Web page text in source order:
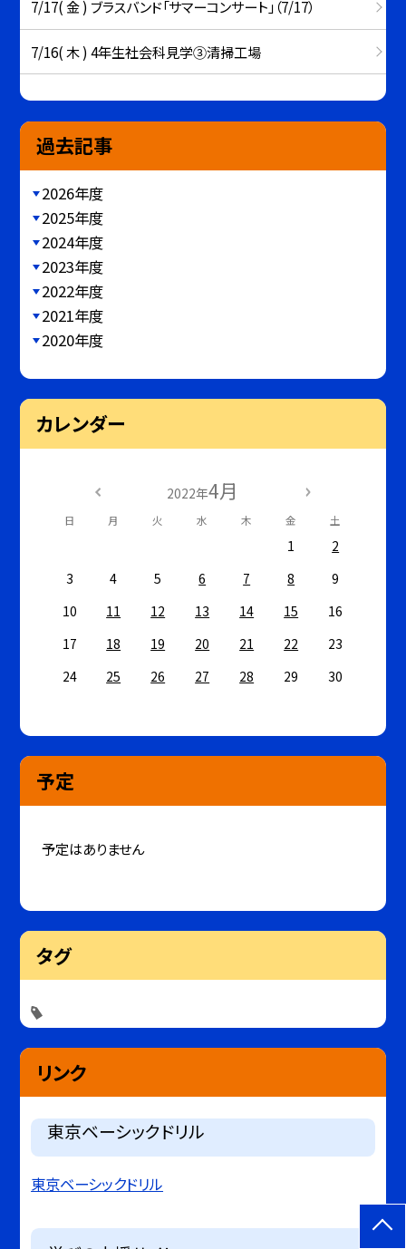
7/17( 金 ) ブラスバンド「サマーコンサート」（7/17）
7/16( 木 ) 4年生社会科見学③清掃工場
過去記事
2026年度
2025年度
2024年度
2023年度
2022年度
2021年度
2020年度
カレンダー
2022年4月
日 月 火 水 木 金 土
1
2
3
4 5 6 7 8
9
10
11 12 13 14 15
16
17
18 19 20 21 22
23
24
25 26 27 28 29 30
予定
予定はありません
タグ
リンク
東京ベーシックドリル
東京ベーシックドリル